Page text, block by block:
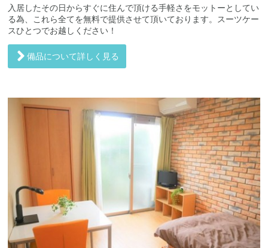
入居したその日からすぐに住んで頂ける手軽さをモットーとしてい
る為、これら全てを無料で提供させて頂いております。スーツケー
スひとつでお越しください！
備品について詳しく見る